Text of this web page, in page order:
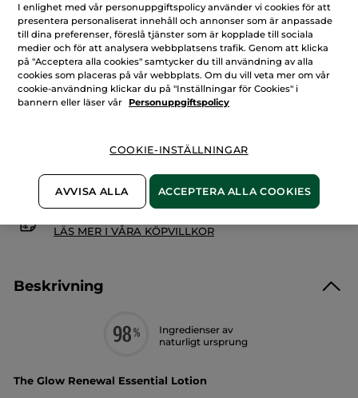
Läs
recensioner
Essentiell
Lystergivande
Lotion
-
Âge
Global
Antal
LÄGG I VARUKORGEN
Säker betalning med Klarna
100% nöjd eller pengarna tillbaka
LÄS MER I VÅRA KÖPVILLKOR
Beskrivning
Ingredienser av
naturligt ursprung
The Glow Renewal Essential Lotion
I enlighet med vår personuppgiftspolicy använder vi cookies för att
presentera personaliserat innehåll och annonser som är anpassade
till dina preferenser, föreslå tjänster som är kopplade till sociala
medier och för att analysera webbplatsens trafik. Genom att klicka
på "Acceptera alla cookies" samtycker du till användning av alla
cookies som placeras på vår webbplats. Om du vill veta mer om vår
cookie-användning klickar du på "Inställningar för Cookies" i
bannern eller läser vår
Personuppgiftspolicy
COOKIE-INSTÄLLNINGAR
AVVISA ALLA ACCEPTERA ALLA COOKIES